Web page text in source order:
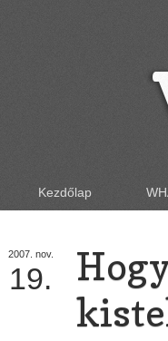
Kezdőlap
2007. nov.
19.